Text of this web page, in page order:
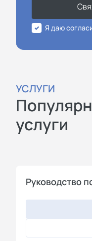
Я даю
УСЛУГИ
услуги
Руководство